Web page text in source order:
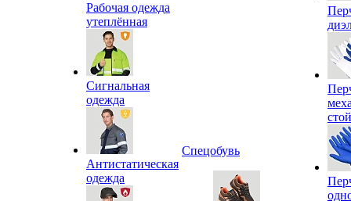
Рабочая одежда
утеплённая
Сигнальная
одежда
Антистатическая
одежда
Спецобувь